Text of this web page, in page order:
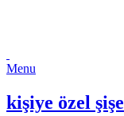
Menu
kişiye özel şişe